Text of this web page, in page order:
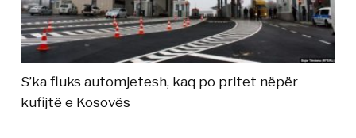
S’ka fluks automjetesh, kaq po pritet nëpër
kufijtë e Kosovës